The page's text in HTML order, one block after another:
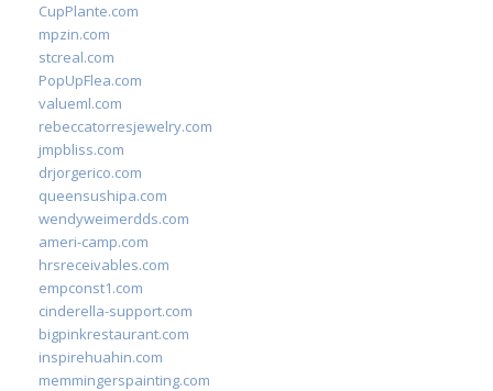
CupPlante.com
mpzin.com
stcreal.com
PopUpFlea.com
valueml.com
rebeccatorresjewelry.com
jmpbliss.com
drjorgerico.com
queensushipa.com
wendyweimerdds.com
ameri-camp.com
hrsreceivables.com
empconst1.com
cinderella-support.com
bigpinkrestaurant.com
inspirehuahin.com
memmingerspainting.com